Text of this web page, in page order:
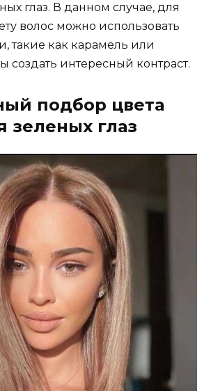
глаз. В данном случае, для
волос можно использовать
такие как карамель или
создать интересный контраст.
подбор цвета
зеленых глаз